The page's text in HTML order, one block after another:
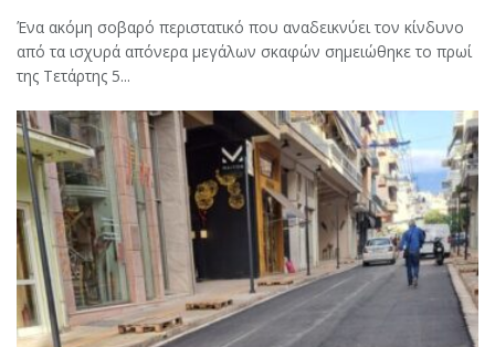
Ένα ακόμη σοβαρό περιστατικό που αναδεικνύει τον κίνδυνο
από τα ισχυρά απόνερα μεγάλων σκαφών σημειώθηκε το πρωί
της Τετάρτης 5...